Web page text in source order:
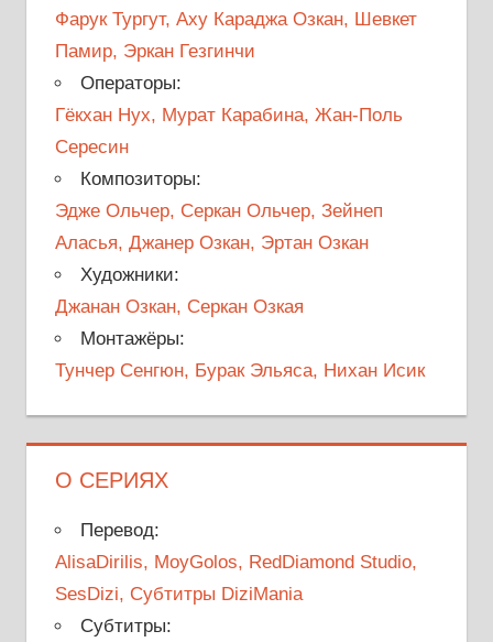
Фарук Тургут, Аху Караджа Озкан, Шевкет
Памир, Эркан Гезгинчи
Операторы:
Гёкхан Нух, Мурат Карабина, Жан-Поль
Сересин
Композиторы:
Эдже Ольчер, Серкан Ольчер, Зейнеп
Аласья, Джанер Озкан, Эртан Озкан
Художники:
Джанан Озкан, Серкан Озкая
Монтажёры:
Тунчер Сенгюн, Бурак Эльяса, Нихан Исик
О СЕРИЯХ
Перевод:
AlisaDirilis, MoyGolos, RedDiamond Studio,
SesDizi, Субтитры DiziMania
Субтитры: